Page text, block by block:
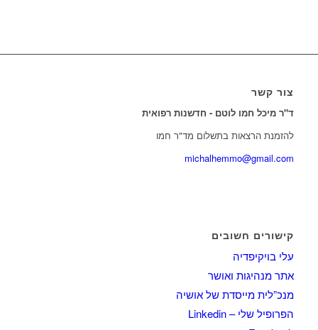
צור קשר
ד"ר מיכל חמו לוטם - חדשנות רפואית
להזמנת הרצאות בתשלום מד"ר חמו
michalhemmo@gmail.com
קישורים חשובים
עלי בויקיפדיה
אתר מנהיגות ואושר
מנכ”לית מייסדת של אושיה
הפרופיל שלי – Linkedin